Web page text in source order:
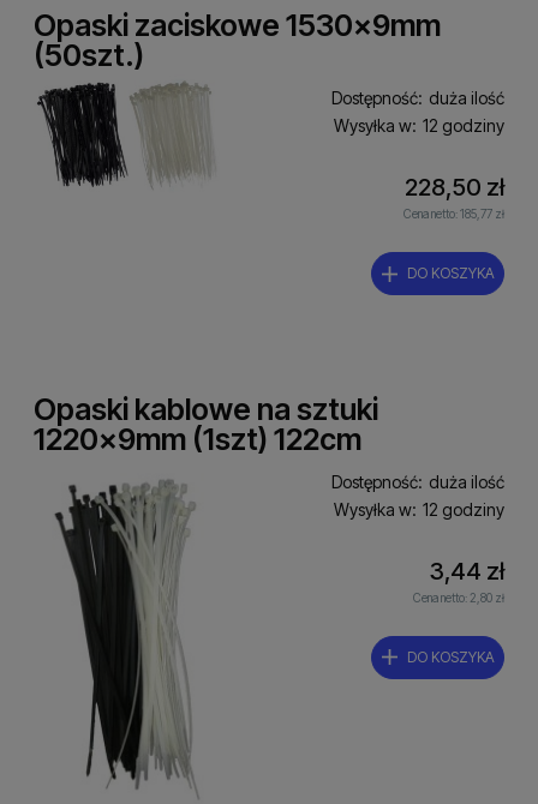
Opaski zaciskowe 1530x9mm
(50szt.)
Dostępność: duża ilość
Wysyłka w: 12 godziny
228,50 zł
Cena netto:185,77 zł
DO KOSZYKA
Opaski kablowe na sztuki
1220x9mm (1szt) 122cm
Dostępność: duża ilość
Wysyłka w: 12 godziny
3,44 zł
Cena netto: 2,80 zł
DO KOSZYKA